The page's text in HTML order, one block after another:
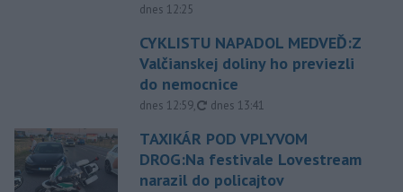
dnes 12:25
CYKLISTU NAPADOL MEDVEĎ:Z
Valčianskej doliny ho previezli
do nemocnice
dnes 12:59, aktualizované
dnes 13:41
TAXIKÁR POD VPLYVOM
DROG:Na festivale Lovestream
narazil do policajtov